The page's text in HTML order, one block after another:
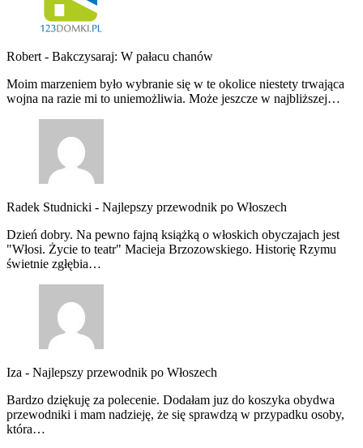
Robert - Bakczysaraj: W pałacu chanów
Moim marzeniem było wybranie się w te okolice niestety trwająca
wojna na razie mi to uniemożliwia. Może jeszcze w najbliższej…
Radek Studnicki - Najlepszy przewodnik po Włoszech
Dzień dobry. Na pewno fajną książką o włoskich obyczajach jest
"Włosi. Życie to teatr" Macieja Brzozowskiego. Historię Rzymu
świetnie zgłębia…
Iza - Najlepszy przewodnik po Włoszech
Bardzo dziękuję za polecenie. Dodałam juz do koszyka obydwa
przewodniki i mam nadzieję, że się sprawdzą w przypadku osoby,
która…